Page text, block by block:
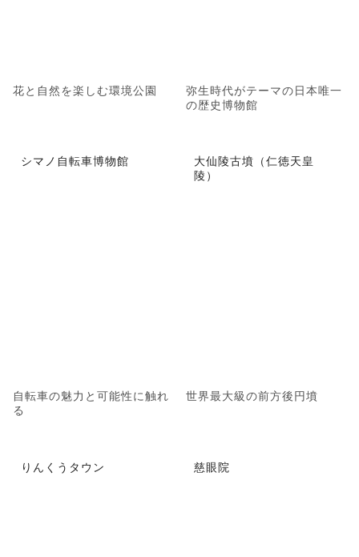
花と自然を楽しむ環境公園
弥生時代がテーマの日本唯一
の歴史博物館
シマノ自転車博物館
自転車の魅力と可能性に触れ
る
大仙陵古墳（仁徳天皇
陵）
世界最大級の前方後円墳
りんくうタウン 慈眼院